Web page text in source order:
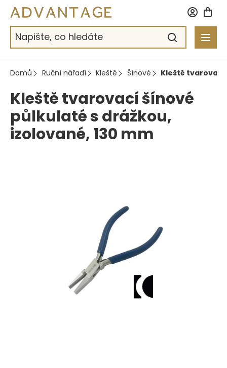
Přejít
obsah
Domů Ruční nářadí Kleště Šínové Kleště tvarovací
Kleště tvarovací šínové
půlkulaté s drážkou,
izolované, 130 mm